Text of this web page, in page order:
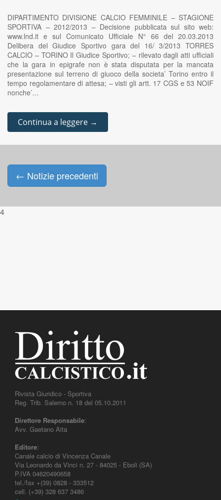
DIPARTIMENTO DIVISIONE CALCIO FEMMINILE – STAGIONE
SPORTIVA – 2012/2013 – Decisione pubblicata sul sito web:
www.lnd.it e sul Comunicato Ufficiale N° 66 del 20.03.2013
Delibera del Giudice Sportivo gara del 16/ 3/2013 TORRES
CALCIO – TORINO Il Giudice Sportivo; – rilevato dagli atti ufficiali
che la gara in epigrafe non è stata disputata per la mancata
presentazione sul terreno di giuoco della societa’ Torino entro il
tempo regolamentare di attesa; – visti gli artt. 17 CGS e 53 NOIF
nonche’…
Continua a leggere →
Posts navigation
← Notizie precedenti
4
Rivista Giuridico - Sportiva
Reg. Trib. Salerno n. 18 del 05.10.2011
Direttore Responsabile:
Avv. Gaetano Aita
Editore:
Canale calcio di Vincenza Canale
Via Leonardo da Vinci n. 27 - 84025 - Eboli (SA)
P.IVA 04620490658
tel./fax +(39) 0828 - 333512
cell. (+39) 328 637 3486